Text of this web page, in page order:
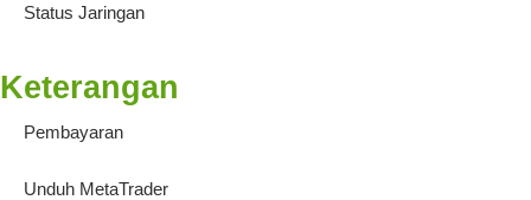
Status Jaringan
Keterangan
Pembayaran
Unduh MetaTrader